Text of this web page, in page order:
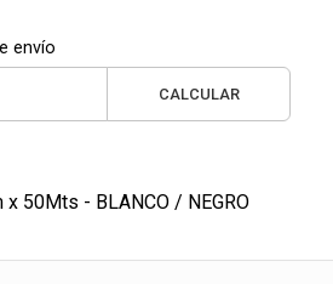
envío
CALCULAR
x 50Mts - BLANCO / NEGRO